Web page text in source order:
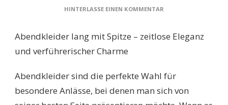
HINTERLASSE EINEN KOMMENTAR
LANGE
FÜR
AUFTRITTE
Abendkleider lang mit Spitze – zeitlose Eleganz
und verführerischer Charme
Abendkleider sind die perfekte Wahl für
besondere Anlässe, bei denen man sich von